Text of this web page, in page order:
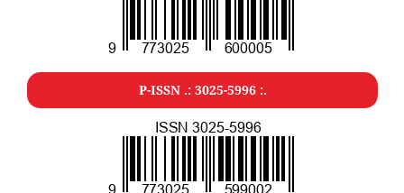
P-ISSN .: 3025-5996 :.